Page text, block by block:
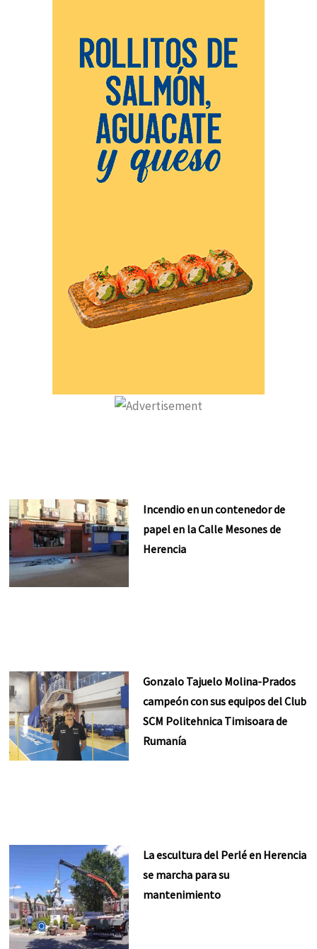
Incendio en un contenedor de
papel en la Calle Mesones de
Herencia
Gonzalo Tajuelo Molina-Prados
campeón con sus equipos del Club
SCM Politehnica Timisoara de
Rumanía
La escultura del Perlé en Herencia
se marcha para su
mantenimiento